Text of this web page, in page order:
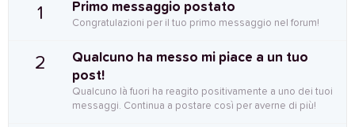
1 Primo messaggio postato
Congratulazioni per il tuo primo messaggio nel forum!
2
Qualcuno ha messo mi piace a un tuo
post!
Qualcuno là fuori ha reagito positivamente a uno dei tuoi
messaggi. Continua a postare così per averne di più!